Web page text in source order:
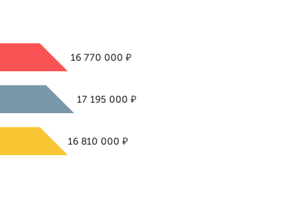
16 770 000 ₽
17 195 000₽
16 810 000 ₽